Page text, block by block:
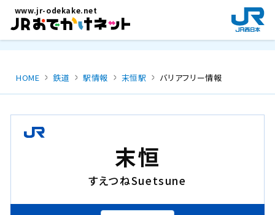
メインコンテンツにスキップ
www.jr-odekake.net
新
規
ウ
で
HOME 鉄道 駅情報 末恒駅 バリアフリー情報
末恒
すえつねSuetsune